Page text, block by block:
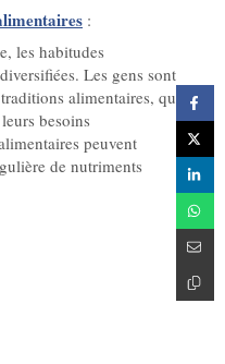
:
les habitudes
Les gens sont
alimentaires, qui
besoins
peuvent
de nutriments